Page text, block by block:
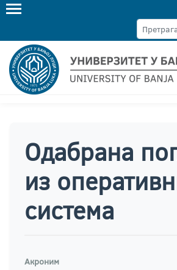
Одабрана
из
система
Акроним